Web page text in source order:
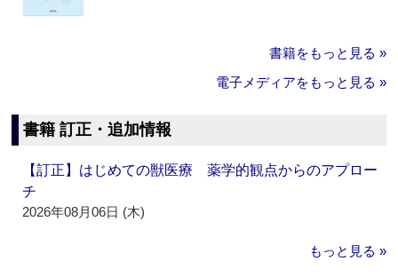
書籍をもっと見る »
電子メディアをもっと見る »
書籍 訂正・追加情報
【訂正】はじめての獣医療 薬学的観点からのアプロー
チ
2026年08月06日 (木)
もっと見る »